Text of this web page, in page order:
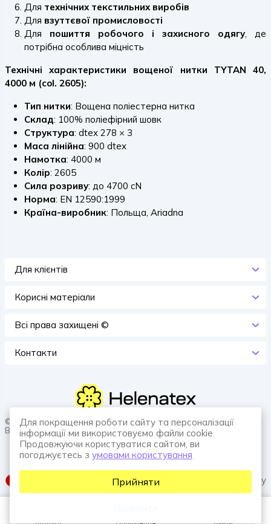
Для технічних текстильних виробів
Для взуттєвої промисловості
Для пошиття робочого і захисного одягу, де
потрібна особлива міцність
Технічні характеристики вощеної нитки TYTAN 40,
4000 м (col. 2605):
Тип нитки: Вощена поліестерна нитка
Склад: 100% поліефірний шовк
Структура: dtex 278 × 3
Маса лінійна: 900 dtex
Намотка: 4000 м
Колір: 2605
Сила розриву: до 4700 cN
Норма: EN 12590:1999
Країна-виробник: Польща, Ariadna
Для клієнтів
Корисні матеріали
Всi права захищенi ©
Контакти
© 2026 HELENATEX «Ґудзики, вішаки, нитки. Власне виробництво.
Все для швейної справи.»
SUFIX web agency
Для покращення роботи сайту та персоналізації
інформації ми використовуємо файли cookie.
Продовжуючи користуватися сайтом, ви
погоджуєтесь з умовами користування
Прийняти